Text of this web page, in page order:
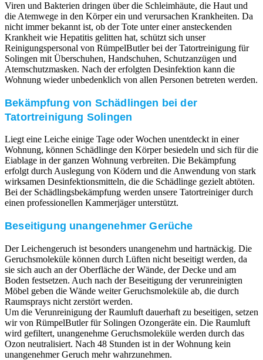
Viren und Bakterien dringen über die Schleimhäute, die Haut und
die Atemwege in den Körper ein und verursachen Krankheiten. Da
nicht immer bekannt ist, ob der Tote unter einer ansteckenden
Krankheit wie Hepatitis gelitten hat, schützt sich unser
Reinigungspersonal von RümpelButler bei der Tatortreinigung für
Solingen mit Überschuhen, Handschuhen, Schutzanzügen und
Atemschutzmasken. Nach der erfolgten Desinfektion kann die
Wohnung wieder unbedenklich von allen Personen betreten werden.
Bekämpfung von Schädlingen bei der
Tatortreinigung Solingen
Liegt eine Leiche einige Tage oder Wochen unentdeckt in einer
Wohnung, können Schädlinge den Körper besiedeln und sich für die
Eiablage in der ganzen Wohnung verbreiten. Die Bekämpfung
erfolgt durch Auslegung von Ködern und die Anwendung von stark
wirksamen Desinfektionsmitteln, die die Schädlinge gezielt abtöten.
Bei der Schädlingsbekämpfung werden unsere Tatortreiniger durch
einen professionellen Kammerjäger unterstützt.
Beseitigung unangenehmer Gerüche
Der Leichengeruch ist besonders unangenehm und hartnäckig. Die
Geruchsmoleküle können durch Lüften nicht beseitigt werden, da
sie sich auch an der Oberfläche der Wände, der Decke und am
Boden festsetzen. Auch nach der Beseitigung der verunreinigten
Möbel geben die Wände weiter Geruchsmoleküle ab, die durch
Raumsprays nicht zerstört werden.
Um die Verunreinigung der Raumluft dauerhaft zu beseitigen, setzen
wir von RümpelButler für Solingen Ozongeräte ein. Die Raumluft
wird gefiltert, unangenehme Geruchsmoleküle werden durch das
Ozon neutralisiert. Nach 48 Stunden ist in der Wohnung kein
unangenehmer Geruch mehr wahrzunehmen.